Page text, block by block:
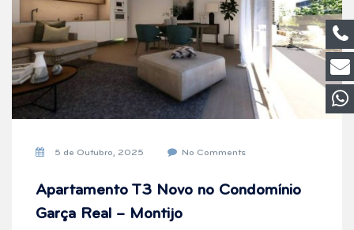
5 de Outubro, 2025 No Comments
Apartamento T3 Novo no Condomínio
Garça Real – Montijo